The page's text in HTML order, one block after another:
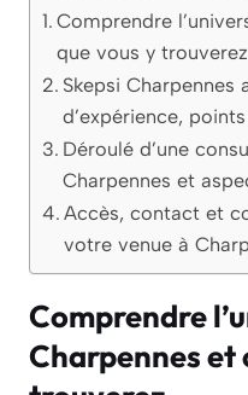
Comprendre
que vous y trouverez
Skepsi Charpennes
d’expérience,
Déroulé d’une
Charpennes et
Accès, contact et
votre venue à
Comprendre
Charpennes et